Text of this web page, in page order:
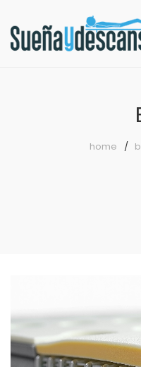
PREGUNTAS
Mesas
home